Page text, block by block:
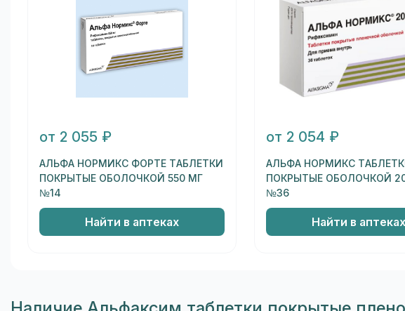
от 2 055 ₽
АЛЬФА НОРМИКС ФОРТЕ ТАБЛЕТКИ
ПОКРЫТЫЕ ОБОЛОЧКОЙ 550 МГ
№14
Найти в аптеках
от 2 054 ₽
АЛЬФА НОРМИКС
ПОКРЫТЫЕ ОБОЛОЧКОЙ
№36
Найти в аптеках